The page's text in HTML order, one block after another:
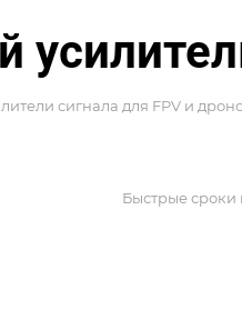
сигнала для FPV и
Быстрые сроки